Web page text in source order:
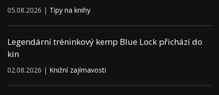
05.08.2026 | Tipy na knihy
Legendární tréninkový kemp Blue Lock přichází do
kin
02.08.2026 | Knižní zajímavosti